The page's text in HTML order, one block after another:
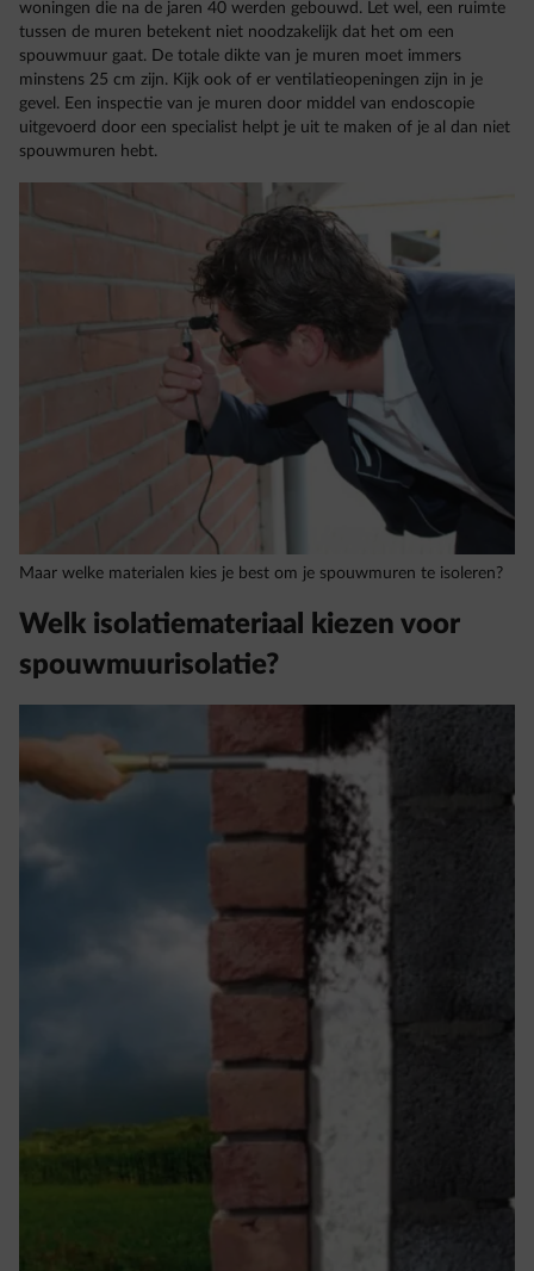
woningen die na de jaren 40 werden gebouwd. Let wel, een ruimte
tussen de muren betekent niet noodzakelijk dat het om een
spouwmuur gaat. De totale dikte van je muren moet immers
minstens 25 cm zijn. Kijk ook of er ventilatieopeningen zijn in je
gevel. Een inspectie van je muren door middel van endoscopie
uitgevoerd door een specialist helpt je uit te maken of je al dan niet
spouwmuren hebt.
Maar welke materialen kies je best om je spouwmuren te isoleren?
Welk isolatiemateriaal kiezen voor
spouwmuurisolatie?